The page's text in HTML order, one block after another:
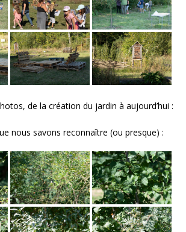
de la création du jardin à aujourd’hui :
nous savons reconnaître (ou presque) :